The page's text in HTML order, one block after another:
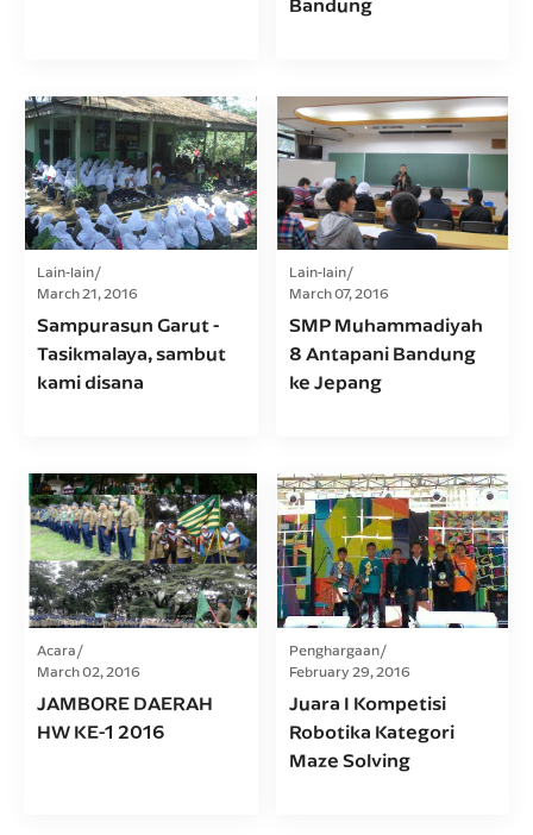
Lain-lain
March 21, 2016
Sampurasun Garut -
Tasikmalaya, sambut
kami disana
Lain-lain
March 07, 2016
SMP Muhammadiyah
8 Antapani Bandung
ke Jepang
Acara
March 02, 2016
JAMBORE DAERAH
HW KE-1 2016
Penghargaan
February 29, 2016
Juara I Kompetisi
Robotika Kategori
Maze Solving